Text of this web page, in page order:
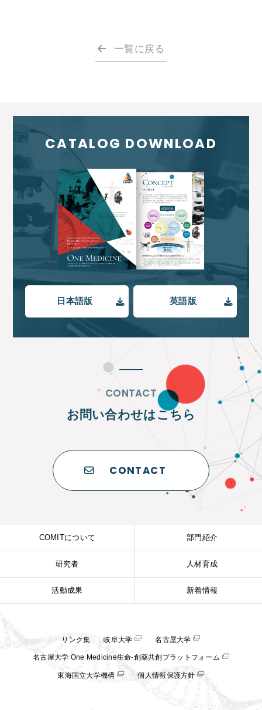
一覧に戻る
CATALOG DOWNLOAD
日本語版 英語版
CONTACT
お問い合わせはこちら
CONTACT
COMITについて 部門紹介
研究者 人材育成
活動成果 新着情報
リンク集 岐阜大学 名古屋大学
名古屋大学 One Medicine生命-創薬共創プラットフォーム
東海国立大学機構 個人情報保護方針